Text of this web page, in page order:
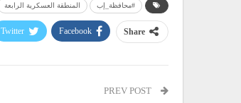
#محافظة_إب المنطقة العسكرية الرابعة
Share
Facebook
Twitter